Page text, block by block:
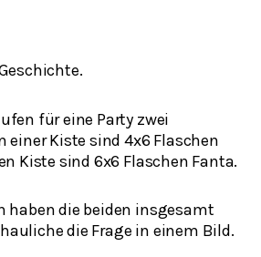
für eine Party zwei
einer Kiste sind 4x6 Flaschen
Kiste sind 6x6 Flaschen Fanta.
haben die beiden insgesamt
die Frage in einem Bild.